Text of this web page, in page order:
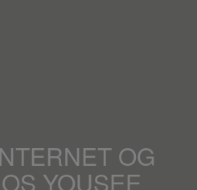
OG
YOUSEE